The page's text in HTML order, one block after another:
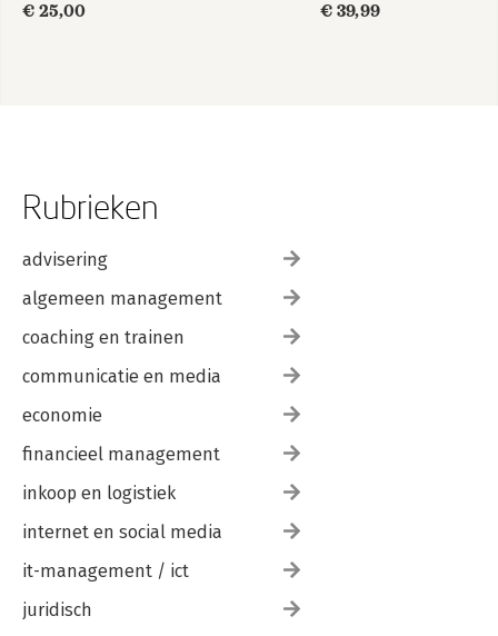
€ 25,00
€ 39,99
Rubrieken
advisering
algemeen management
coaching en trainen
communicatie en media
economie
financieel management
inkoop en logistiek
internet en social media
it-management / ict
juridisch